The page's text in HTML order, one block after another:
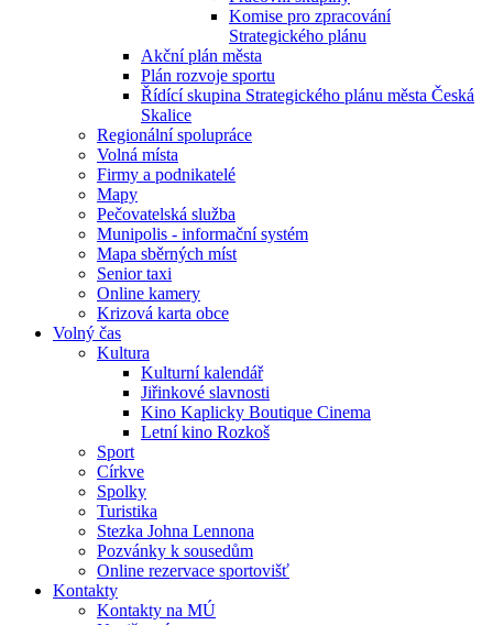
Komise pro zpracování
Strategického plánu
Akční plán města
Plán rozvoje sportu
Řídící skupina Strategického plánu města Česká
Skalice
Regionální spolupráce
Volná místa
Firmy a podnikatelé
Mapy
Pečovatelská služba
Munipolis - informační systém
Mapa sběrných míst
Senior taxi
Online kamery
Krizová karta obce
Volný čas
Kultura
Kulturní kalendář
Jiřinkové slavnosti
Kino Kaplicky Boutique Cinema
Letní kino Rozkoš
Sport
Církve
Spolky
Turistika
Stezka Johna Lennona
Pozvánky k sousedům
Online rezervace sportovišť
Kontakty
Kontakty na MÚ